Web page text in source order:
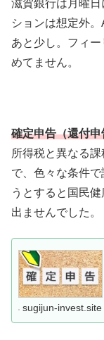
滋賀銀行は月曜
ションは想定外
あと少し。フィ
めてません。
確定申告（還付
所得税と異なる
で、色々な条件
うとすると国民
出ませんでした。
sugijun-invest.site